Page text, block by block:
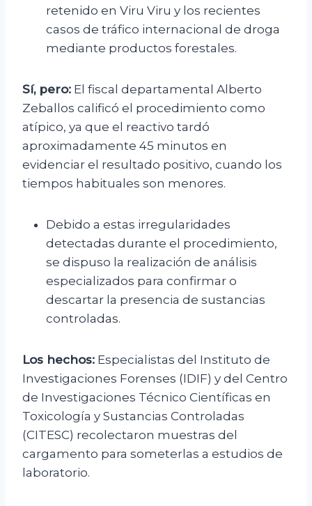
retenido en Viru Viru y los recientes
casos de tráfico internacional de droga
mediante productos forestales.
Sí, pero: El fiscal departamental Alberto
Zeballos calificó el procedimiento como
atípico, ya que el reactivo tardó
aproximadamente 45 minutos en
evidenciar el resultado positivo, cuando los
tiempos habituales son menores.
Debido a estas irregularidades
detectadas durante el procedimiento,
se dispuso la realización de análisis
especializados para confirmar o
descartar la presencia de sustancias
controladas.
Los hechos: Especialistas del Instituto de
Investigaciones Forenses (IDIF) y del Centro
de Investigaciones Técnico Científicas en
Toxicología y Sustancias Controladas
(CITESC) recolectaron muestras del
cargamento para someterlas a estudios de
laboratorio.